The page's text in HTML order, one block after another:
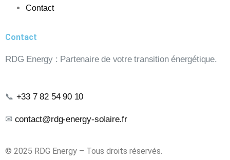
Contact
Contact
RDG Energy : Partenaire de votre transition énergétique.
📞 +33 7 82 54 90 10
✉ contact@rdg-energy-solaire.fr
© 2025 RDG Energy – Tous droits réservés.